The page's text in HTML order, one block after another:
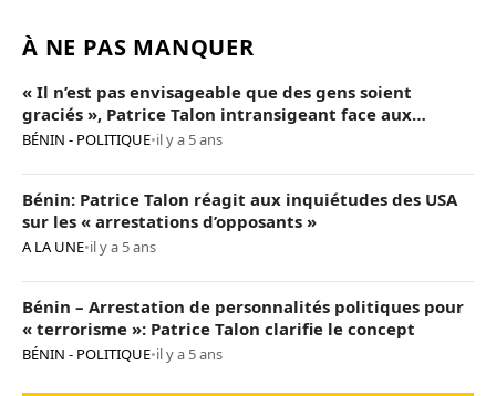
À NE PAS MANQUER
« Il n’est pas envisageable que des gens soient
graciés », Patrice Talon intransigeant face aux
« opposants terroristes »
BÉNIN - POLITIQUE•il y a 5 ans
Bénin: Patrice Talon réagit aux inquiétudes des USA
sur les « arrestations d’opposants »
A LA UNE•il y a 5 ans
Bénin – Arrestation de personnalités politiques pour
« terrorisme »: Patrice Talon clarifie le concept
BÉNIN - POLITIQUE•il y a 5 ans